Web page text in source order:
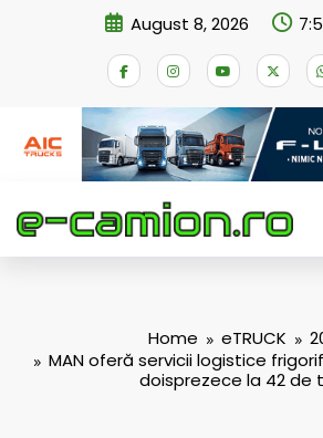
August 8, 2026
Home eTRUCK
MAN oferă servicii logistice
doisprezece la 42 de